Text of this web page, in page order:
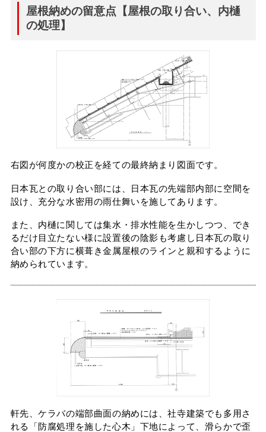
屋根納めの留意点【屋根の取り合い、内樋
の処理】
右図が何度かの校正を経ての最終納まり図面です。
日本瓦との取り合い部には、日本瓦の先端部内部に空間を
設け、充分な水密用の雨仕舞いを施してあります。
また、内樋に関しては集水・排水性能を生かしつつ、でき
るだけ目立たない様に設置後の陰影も考慮し日本瓦の取り
合い部の下方に横葺き金属屋根のラインと親和するように
納められています。
軒先、ケラバの端部曲面の納めには、社寺建築でも多用さ
れる「防腐処理を施した心木」下地によって、滑らかで歪